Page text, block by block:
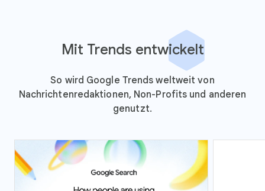
Mit Trends entwickelt
So wird Google Trends weltweit von
Nachrichtenredaktionen, Non-Profits und anderen
genutzt.